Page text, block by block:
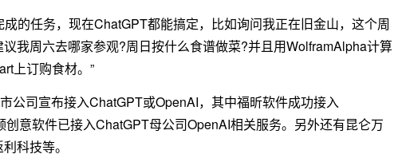
的任务，现在ChatGPT都能搞定，比如询问我正在旧金山，这个周
我周六去哪家参观?周日按什么食谱做菜?并且用WolframAlpha计算
上订购食材。”
公司宣布接入ChatGPT或OpenAI，其中福昕软件成功接入
意软件已接入ChatGPT母公司OpenAI相关服务。另外还有昆仑万
科技等。